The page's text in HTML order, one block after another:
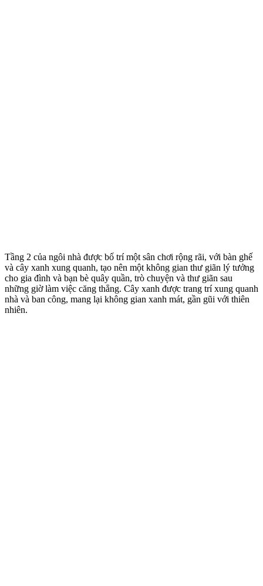
Tầng 2 của ngôi nhà được bố trí một sân chơi rộng rãi, với bàn ghế
và cây xanh xung quanh, tạo nên một không gian thư giãn lý tưởng
cho gia đình và bạn bè quây quần, trò chuyện và thư giãn sau
những giờ làm việc căng thẳng. Cây xanh được trang trí xung quanh
nhà và ban công, mang lại không gian xanh mát, gần gũi với thiên
nhiên.